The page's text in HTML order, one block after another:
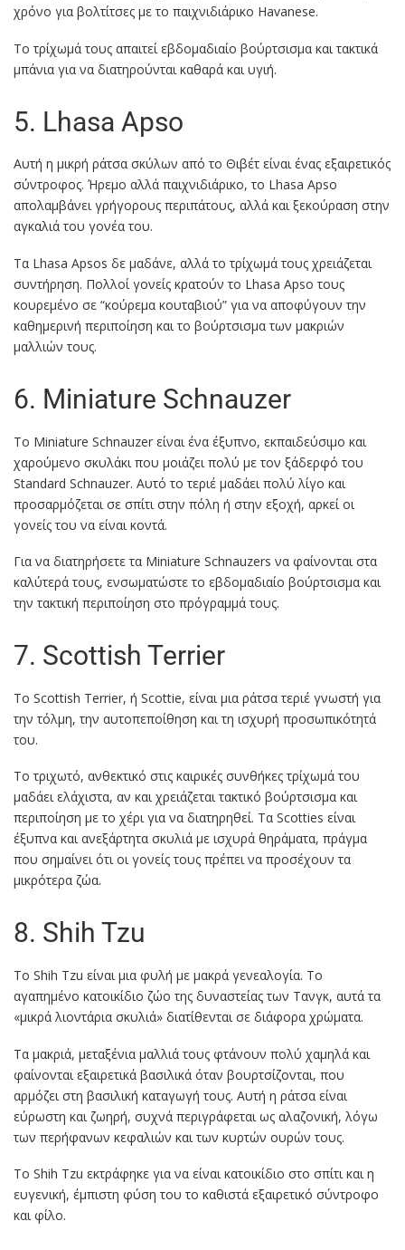
χρόνο για βολτίτσες με το παιχνιδιάρικο Havanese.
Το τρίχωμά τους απαιτεί εβδομαδιαίο βούρτσισμα και τακτικά
μπάνια για να διατηρούνται καθαρά και υγιή.
5. Lhasa Apso
Αυτή η μικρή ράτσα σκύλων από το Θιβέτ είναι ένας εξαιρετικός
σύντροφος. Ήρεμο αλλά παιχνιδιάρικο, το Lhasa Apso
απολαμβάνει γρήγορους περιπάτους, αλλά και ξεκούραση στην
αγκαλιά του γονέα του.
Τα Lhasa Apsos δε μαδάνε, αλλά το τρίχωμά τους χρειάζεται
συντήρηση. Πολλοί γονείς κρατούν το Lhasa Apso τους
κουρεμένο σε “κούρεμα κουταβιού” για να αποφύγουν την
καθημερινή περιποίηση και το βούρτσισμα των μακριών
μαλλιών τους.
6. Miniature Schnauzer
Το Miniature Schnauzer είναι ένα έξυπνο, εκπαιδεύσιμο και
χαρούμενο σκυλάκι που μοιάζει πολύ με τον ξάδερφό του
Standard Schnauzer. Αυτό το τεριέ μαδάει πολύ λίγο και
προσαρμόζεται σε σπίτι στην πόλη ή στην εξοχή, αρκεί οι
γονείς του να είναι κοντά.
Για να διατηρήσετε τα Miniature Schnauzers να φαίνονται στα
καλύτερά τους, ενσωματώστε το εβδομαδιαίο βούρτσισμα και
την τακτική περιποίηση στο πρόγραμμά τους.
7. Scottish Terrier
Το Scottish Terrier, ή Scottie, είναι μια ράτσα τεριέ γνωστή για
την τόλμη, την αυτοπεποίθηση και τη ισχυρή προσωπικότητά
του.
Το τριχωτό, ανθεκτικό στις καιρικές συνθήκες τρίχωμά του
μαδάει ελάχιστα, αν και χρειάζεται τακτικό βούρτσισμα και
περιποίηση με το χέρι για να διατηρηθεί. Τα Scotties είναι
έξυπνα και ανεξάρτητα σκυλιά με ισχυρά θηράματα, πράγμα
που σημαίνει ότι οι γονείς τους πρέπει να προσέχουν τα
μικρότερα ζώα.
8. Shih Tzu
Το Shih Tzu είναι μια φυλή με μακρά γενεαλογία. Το
αγαπημένο κατοικίδιο ζώο της δυναστείας των Τανγκ, αυτά τα
«μικρά λιοντάρια σκυλιά» διατίθενται σε διάφορα χρώματα.
Τα μακριά, μεταξένια μαλλιά τους φτάνουν πολύ χαμηλά και
φαίνονται εξαιρετικά βασιλικά όταν βουρτσίζονται, που
αρμόζει στη βασιλική καταγωγή τους. Αυτή η ράτσα είναι
εύρωστη και ζωηρή, συχνά περιγράφεται ως αλαζονική, λόγω
των περήφανων κεφαλιών και των κυρτών ουρών τους.
Το Shih Tzu εκτράφηκε για να είναι κατοικίδιο στο σπίτι και η
ευγενική, έμπιστη φύση του το καθιστά εξαιρετικό σύντροφο
και φίλο.